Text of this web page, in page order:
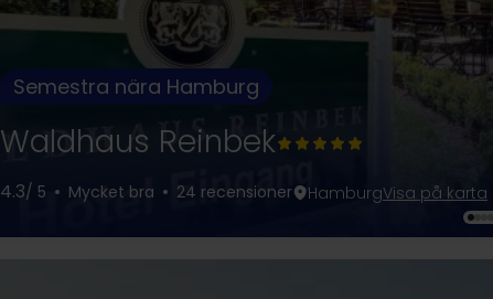
Semestra nära Hamburg
Waldhaus Reinbek
4.3/ 5 Mycket bra 24 recensioner HamburgVisa på karta